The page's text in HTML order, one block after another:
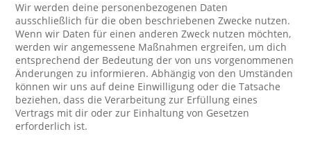
Wir werden deine personenbezogenen Daten
ausschließlich für die oben beschriebenen Zwecke nutzen.
Wenn wir Daten für einen anderen Zweck nutzen möchten,
werden wir angemessene Maßnahmen ergreifen, um dich
entsprechend der Bedeutung der von uns vorgenommenen
Änderungen zu informieren. Abhängig von den Umständen
können wir uns auf deine Einwilligung oder die Tatsache
beziehen, dass die Verarbeitung zur Erfüllung eines
Vertrags mit dir oder zur Einhaltung von Gesetzen
erforderlich ist.